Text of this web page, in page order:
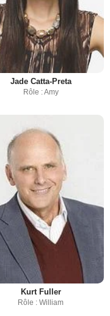
Jade Catta-Preta
Rôle : Amy
Kurt Fuller
Rôle : William